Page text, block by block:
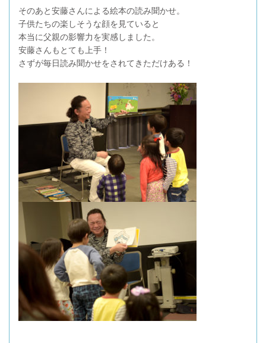
そのあと安藤さんによる絵本の読み聞かせ。
子供たちの楽しそうな顔を見ていると
本当に父親の影響力を実感しました。
安藤さんもとても上手！
さずが毎日読み聞かせをされてきただけある！